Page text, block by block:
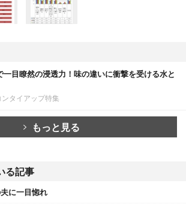
一目瞭然の浸透力！味の違いに衝撃を受ける水と
ンタイアップ特集
もっと見る
る記事
に一目惚れ